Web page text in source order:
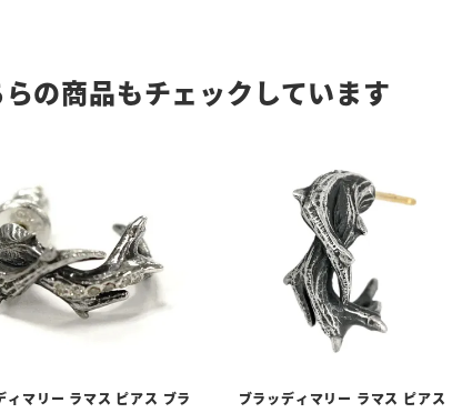
の商品もチェックしています
ィマリー ラマス ピアス ブラ
ブラッディマリー ラマス ピアス